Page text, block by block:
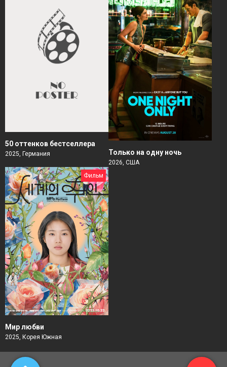
50 оттенков бестселлера
2025, Германия Только на одну ночь
2026, США
Фильм
Мир любви
2025, Корея Южная